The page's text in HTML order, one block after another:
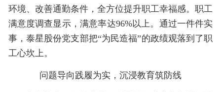
环境、改善通勤条件，全方位提升职工幸福感。职工
满意度调查显示，满意率达96%以上。通过一件件实
事，泰星股份党支部把“为民造福”的政绩观落到了职
工心坎上。
问题导向践履为实，沉浸教育筑防线